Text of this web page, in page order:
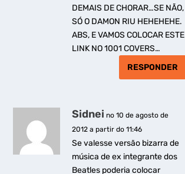
DEMAIS DE CHORAR…SE NÃO,
SÓ O DAMON RIU HEHEHEHE.
ABS, E VAMOS COLOCAR ESTE
LINK NO 1001 COVERS…
RESPONDER
Sidnei no 10 de agosto de
2012 a partir do 11:46
Se valesse versão bizarra de
música de ex integrante dos
Beatles poderia colocar